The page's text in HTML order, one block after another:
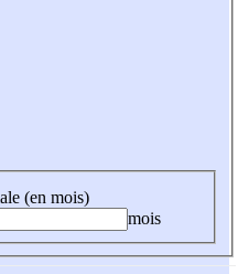
(en mois)
mois